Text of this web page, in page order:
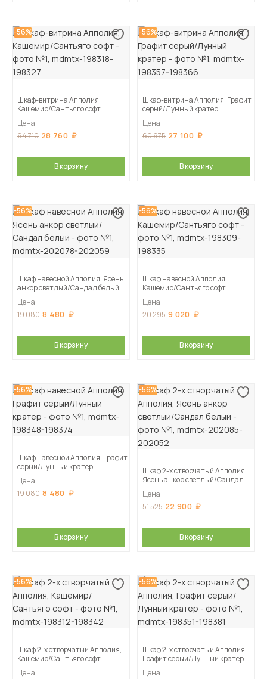
-56%
Шкаф-витрина Апполия,
Кашемир/Сантьяго софт
Цена
64 710 28 760
В корзину
-56%
Шкаф-витрина Апполия, Графит
серый/Лунный кратер
Цена
60 975 27 100
В корзину
-56%
Шкаф навесной Апполия, Ясень
анкор светлый/Сандал белый
Цена
19 080 8 480
В корзину
-56%
Шкаф навесной Апполия,
Кашемир/Сантьяго софт
Цена
20 295 9 020
В корзину
-56%
Шкаф навесной Апполия, Графит
серый/Лунный кратер
Цена
19 080 8 480
В корзину
-56%
Шкаф 2-х створчатый Апполия,
Ясень анкор светлый/Сандал
Цена
51 525 22 900
В корзину
-56%
Шкаф 2-х створчатый Апполия,
Кашемир/Сантьяго софт
Цена
-56%
Шкаф 2-х створчатый Апполия,
Графит серый/Лунный кратер
Цена